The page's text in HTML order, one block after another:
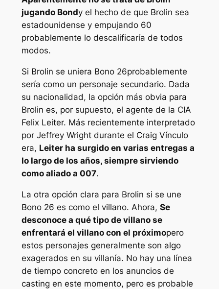
jugando Bondy el hecho de que Brolin sea
estadounidense y empujando 60
probablemente lo descalificaría de todos
modos.
Si Brolin se uniera Bono 26probablemente
sería como un personaje secundario. Dada
su nacionalidad, la opción más obvia para
Brolin es, por supuesto, el agente de la CIA
Felix Leiter. Más recientemente interpretado
por Jeffrey Wright durante el Craig Vínculo
era, Leiter ha surgido en varias entregas a
lo largo de los años, siempre sirviendo
como aliado a 007.
La otra opción clara para Brolin si se une
Bono 26 es como el villano. Ahora, Se
desconoce a qué tipo de villano se
enfrentará el villano con el próximopero
estos personajes generalmente son algo
exagerados en su villanía. No hay una línea
de tiempo concreto en los anuncios de
casting en este momento, pero es probable